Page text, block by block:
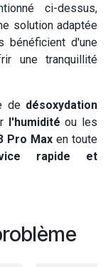
ci-dessus,
solution adaptée
bénéficient d'une
une tranquillité
de désoxydation
l'humiditéou les
Pro Max en toute
rapide et